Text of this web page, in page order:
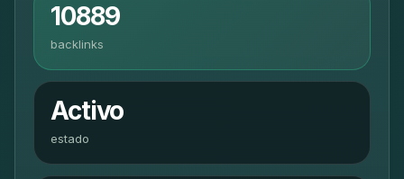
10889
backlinks
Activo
estado